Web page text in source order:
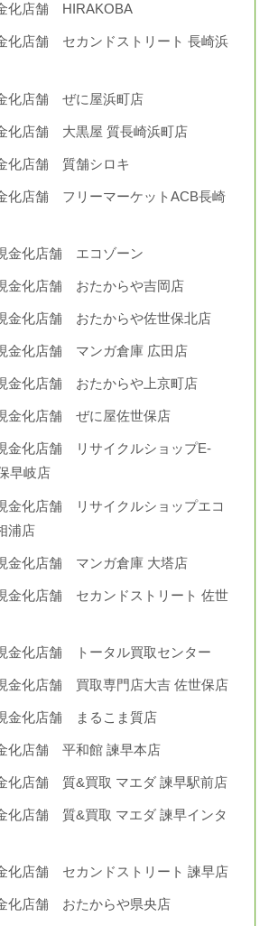
化店舗 HIRAKOBA
化店舗 セカンドストリート 長崎浜
化店舗 ぜに屋浜町店
化店舗 大黒屋 質長崎浜町店
化店舗 質舗シロキ
化店舗 フリーマーケットACB長崎
金化店舗 エコゾーン
金化店舗 おたからや吉岡店
金化店舗 おたからや佐世保北店
金化店舗 マンガ倉庫 広田店
金化店舗 おたからや上京町店
金化店舗 ぜに屋佐世保店
金化店舗 リサイクルショップE-
早岐店
金化店舗 リサイクルショップエコ
浦店
金化店舗 マンガ倉庫 大塔店
金化店舗 セカンドストリート 佐世
金化店舗 トータル買取センター
金化店舗 買取専門店大吉 佐世保店
金化店舗 まるこま質店
化店舗 平和館 諫早本店
化店舗 質&買取 マエダ 諫早駅前店
化店舗 質&買取 マエダ 諫早インタ
化店舗 セカンドストリート 諫早店
化店舗 おたからや県央店